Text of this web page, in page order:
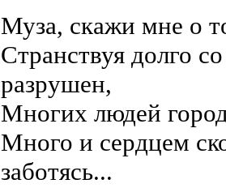
Муза, скажи мне о
Странствуя долго
разрушен,
Многих людей
Много и сердцем
заботясь...